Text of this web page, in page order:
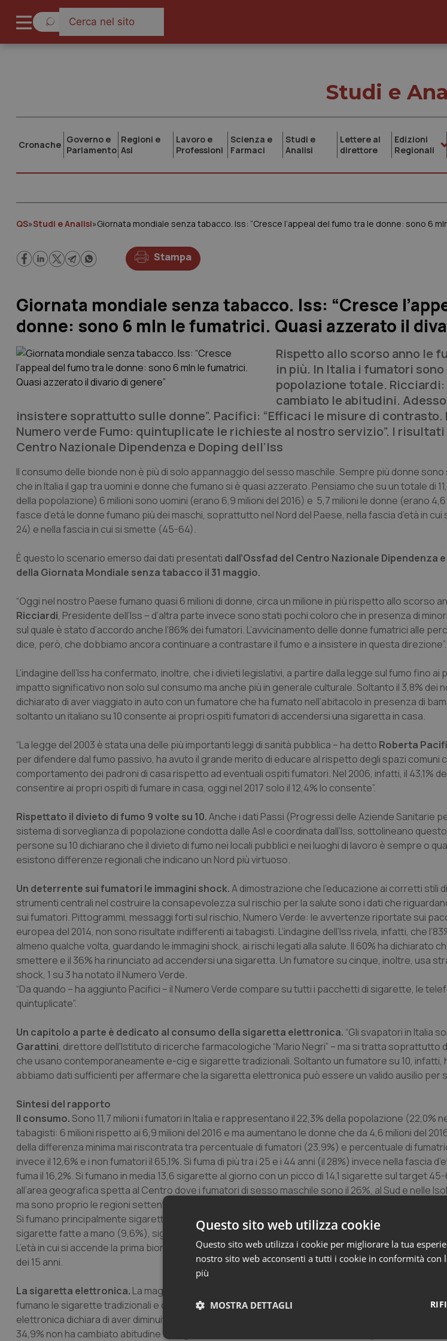
Studi e
Cronache Governo e
Parlamento
Regioni e
Asl
Lavoro e
Professioni
Scienza e
Farmaci
Studi e
Analisi
Lettere al
direttore
Edizioni
Regionali
QS»Studi e Analisi»
Stampa
Giornata mondiale senza tabacco. Iss: “Cresce
donne: sono 6 mln le fumatrici. Quasi azzerato il
Rispetto allo scorso anno le
in più. In Italia i fumatori sono
popolazione totale.
cambiato le abitudini.
insistere soprattutto sulle donne”. Pacifici: “Efficaci le misure di
Numero verde Fumo: quintuplicate le richieste al nostro servizio”. I
Centro Nazionale Dipendenza e Doping dell’Iss
Il consumo delle bionde non è più di solo appannaggio del sesso maschile. Sempre più donne
che in Italia il gap tra uomini e donne che fumano si è quasi azzerato. Pensiamo che su un totale di
della popolazione) 6 milioni sono uomini (erano 6,9 milioni del 2016) e 5,7 milioni le donne (erano 4,6
fasce d’età le donne fumano più dei maschi, soprattutto nel Nord del Paese, nella fascia d’età in
24) e nella fascia in cui si smette (45-64).
È questo lo scenario emerso dai dati presentati dall’Ossfad del Centro Nazionale Dipendenza
della Giornata Mondiale senza tabacco il 31 maggio.
“Oggi nel nostro Paese fumano quasi 6 milioni di donne, circa un milione in più rispetto allo scorso
Ricciardi, Presidente dell’Iss – d’altra parte invece sono stati pochi coloro che in presenza di
sul quale è stato d’accordo anche l’86% dei fumatori. L’avvicinamento delle donne fumatrici alle
dice, però, che dobbiamo ancora continuare a contrastare il fumo e a insistere in questa direzione”.
L’indagine dell’Iss ha confermato, inoltre, che i divieti legislativi, a partire dalla legge sul fumo fino
impatto significativo non solo sul consumo ma anche più in generale culturale. Soltanto il 3,8% dei
dichiarato di aver viaggiato in auto con un fumatore che ha fumato nell’abitacolo in presenza di
soltanto un italiano su 10 consente ai propri ospiti fumatori di accendersi una sigaretta in casa.
“La legge del 2003 è stata una delle più importanti leggi di sanità pubblica – ha detto Roberta
per difendere dal fumo passivo, ha avuto il grande merito di educare al rispetto degli spazi comuni
comportamento dei padroni di casa rispetto ad eventuali ospiti fumatori. Nel 2006, infatti, il 43,1%
consentire ai propri ospiti di fumare in casa, oggi nel 2017 solo il 12,4% lo consente”.
Rispettato il divieto di fumo 9 volte su 10.Anche i dati Passi (Progressi delle Aziende Sanitarie
sistema di sorveglianza di popolazione condotta dalle Asl e coordinata dall’Iss, sottolineano
persone su 10 dichiarano che il divieto di fumo nei locali pubblici e nei luoghi di lavoro è sempre o
esistono differenze regionali che indicano un Nord più virtuoso.
Un deterrente sui fumatori le immagini shock.A dimostrazione che l’educazione ai corretti stili
strumenti centrali nel costruire la consapevolezza sul rischio per la salute sono i dati che
sui fumatori. Pittogrammi, messaggi forti sul rischio, Numero Verde: le avvertenze riportate sui
europea del 2014, non sono risultate indifferenti ai tabagisti. L’indagine dell’Iss rivela, infatti, che
almeno qualche volta, guardando le immagini shock, ai rischi legati alla salute. Il 60% ha dichiarato
smettere e il 36% ha rinunciato ad accendersi una sigaretta. Un fumatore su cinque, inoltre, usa
shock, 1 su 3 ha notato il Numero Verde.
“Da quando – ha aggiunto Pacifici – il Numero Verde compare su tutti i pacchetti di sigarette, le
quintuplicate”.
Un capitolo a parte è dedicato al consumo della sigaretta elettronica. “Gli svapatori in Italia
Garattini, direttore dell'Istituto di ricerche farmacologiche “Mario Negri” – ma si tratta soprattutto
che usano contemporaneamente e-cig e sigarette tradizionali. Soltanto un fumatore su 10, infatti,
abbiamo dati sufficienti per affermare che la sigaretta elettronica può essere un valido ausilio per
Sintesi del rapporto
Il consumo.Sono 11,7 milioni i fumatori in Italia e rappresentano il 22,3% della popolazione (22,0%
tabagisti: 6 milioni rispetto ai 6,9 milioni del 2016 e ma aumentano le donne che da 4,6 milioni del
della differenza minima mai riscontrata tra percentuale di fumatori (23,9%) e percentuale di
invece il 12,6% e i non fumatori il 65,1%. Si fuma di più tra i 25 e i 44 anni (il 28%) invece nella fascia
fuma il 16,2%. Si fumano in media 13,6 sigarette al giorno con un picco di 14,1 sigarette sul target
all’area geografica spetta al Centro dove i fumatori di sesso maschile sono il 26%, al Sud e nelle
ma sono proprio le regioni settentrionali ad avere la maggiore percentuale di fumatrici (24,6%)
Si fumano principalmente sigarette confezionate (94,3%) sebbene continui costantemente a
sigarette fatte a mano (9,6%), significativamente più diffuso tra i giovani e preferito dagli i uomini
L’età in cui si accende la prima bionda è di 17,6 anni per i ragazzi e 18,8 per le ragazze. Il 12,2% dei
dei 15 anni.
La sigaretta elettronica. La maggior parte (83,4%) degli utilizzatori è rappresentata da fumatori,
fumano le sigarette tradizionali e contemporaneamente l’e-cig, in particolare quelle contenenti
elettronica dichiara di aver diminuito il consumo di sigarette tradizionali leggermente (il 13,8%) o
34,9% non ha cambiato abitudine tabagica, il 10,4 ha iniziato a fumare e l’11,7% ha ripreso il
Questo sito web utilizza cookie
Questo sito web utilizza i cookie per migliorare la tua
nostro sito web acconsenti a tutti i cookie in conformità con
più
MOSTRA DETTAGLI